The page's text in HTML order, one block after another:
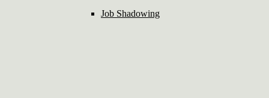
Job Shadowing